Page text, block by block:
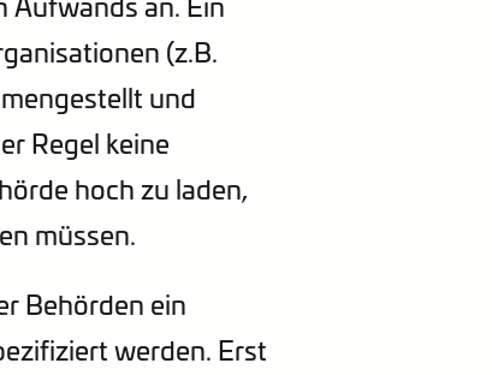
(z.B.
und
Regel keine
hoch zu laden,
müssen.
Behörden ein
werden. Erst